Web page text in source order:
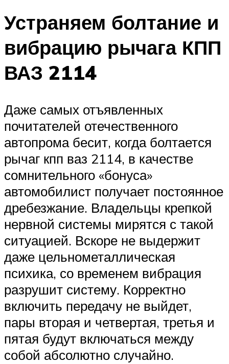
Устраняем болтание и
вибрацию рычага КПП
ВАЗ 2114
Даже самых отъявленных
почитателей отечественного
автопрома бесит, когда болтается
рычаг кпп ваз 2114, в качестве
сомнительного «бонуса»
автомобилист получает постоянное
дребезжание. Владельцы крепкой
нервной системы мирятся с такой
ситуацией. Вскоре не выдержит
даже цельнометаллическая
психика, со временем вибрация
разрушит систему. Корректно
включить передачу не выйдет,
пары вторая и четвертая, третья и
пятая будут включаться между
собой абсолютно случайно.